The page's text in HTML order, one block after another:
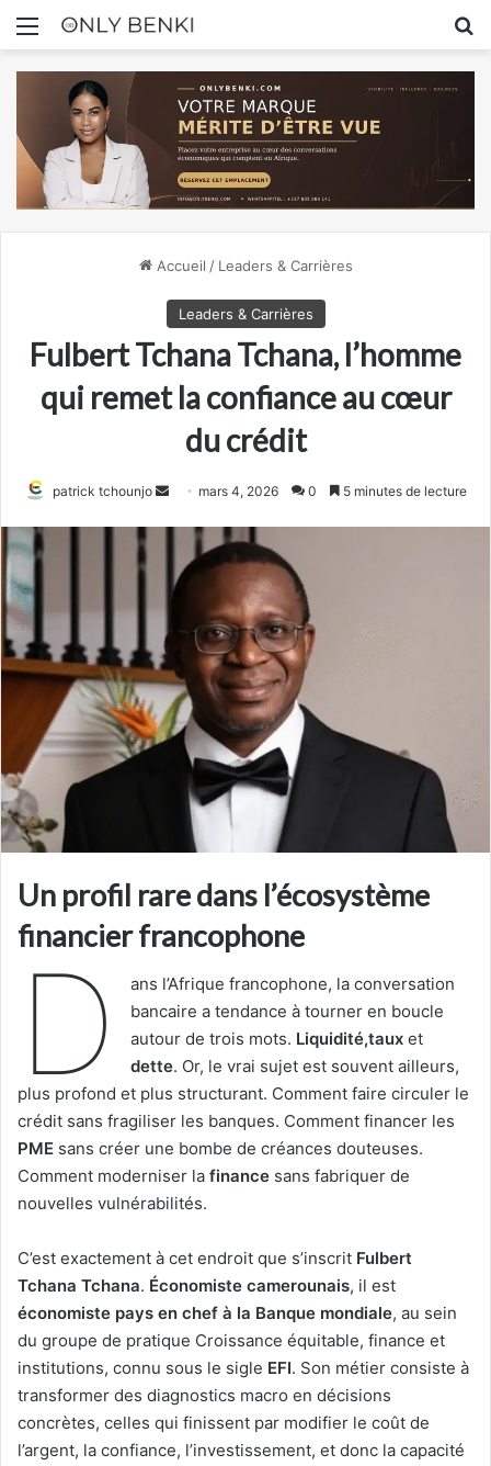
Menu
Accueil / Leaders & Carrières
Leaders & Carrières
Fulbert Tchana Tchana, l’homme
qui remet la confiance au cœur
du crédit
patrick tchounjo
Envoyer
courriel
mars 4, 2026 0 5 minutes de lecture
Un profil rare dans l’écosystème
financier francophone
D
ans l’Afrique francophone, la conversation
bancaire a tendance à tourner en boucle
autour de trois mots. Liquidité,taux et
dette. Or, le vrai sujet est souvent ailleurs,
plus profond et plus structurant. Comment faire circuler le
crédit sans fragiliser les banques. Comment financer les
PME sans créer une bombe de créances douteuses.
Comment moderniser la finance sans fabriquer de
nouvelles vulnérabilités.
C’est exactement à cet endroit que s’inscrit Fulbert
Tchana Tchana. Économiste camerounais, il est
économiste pays en chef à la Banque mondiale, au sein
du groupe de pratique Croissance équitable, finance et
institutions, connu sous le sigle EFI. Son métier consiste à
transformer des diagnostics macro en décisions
concrètes, celles qui finissent par modifier le coût de
l’argent, la confiance, l’investissement, et donc la capacité